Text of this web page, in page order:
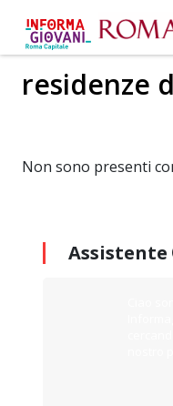
residenze
Non sono presenti
Assistente